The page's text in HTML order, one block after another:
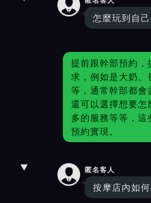

怎麼玩到自
提前跟幹部預約，
求，例如是大奶、
等，通常幹部都會
還可以選擇想要怎
多的服務等等，
預約實現。
 匿名客人
按摩店內如